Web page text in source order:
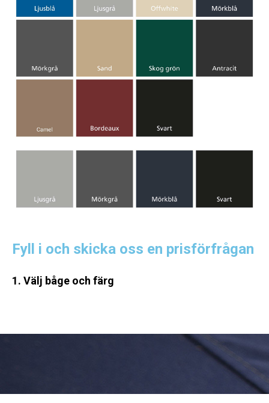
Fyll i och skicka oss en prisförfrågan
1. Välj båge och färg